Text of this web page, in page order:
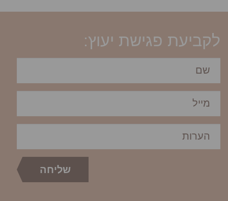
לקביעת פגישת יעוץ: